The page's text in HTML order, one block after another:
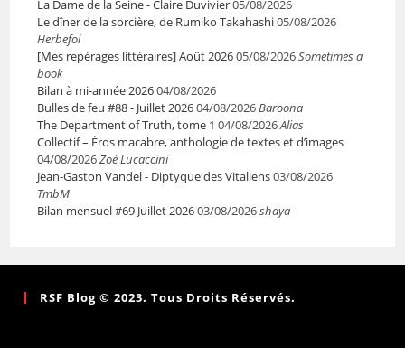
La Dame de la Seine - Claire Duvivier05/08/2026
Le dîner de la sorcière, de Rumiko Takahashi05/08/2026
Herbefol
[Mes repérages littéraires] Août 202605/08/2026Sometimes a
book
Bilan à mi-année 202604/08/2026
Bulles de feu #88 - Juillet 202604/08/2026Baroona
The Department of Truth, tome 1 04/08/2026Alias
Collectif – Éros macabre, anthologie de textes et d’images
04/08/2026Zoé Lucaccini
Jean-Gaston Vandel - Diptyque des Vitaliens03/08/2026
TmbM
Bilan mensuel #69 Juillet 202603/08/2026shaya
RSF Blog © 2023. Tous Droits Réservés.